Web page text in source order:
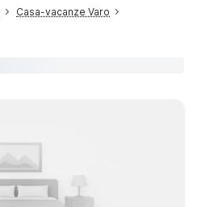
Casa-vacanze Varo